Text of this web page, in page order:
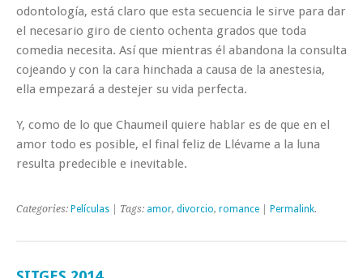
odontología, está claro que esta secuencia le sirve para dar
el necesario giro de ciento ochenta grados que toda
comedia necesita. Así que mientras él abandona la consulta
cojeando y con la cara hinchada a causa de la anestesia,
ella empezará a destejer su vida perfecta.
Y, como de lo que Chaumeil quiere hablar es de que en el
amor todo es posible, el final feliz de Llévame a la luna
resulta predecible e inevitable.
Categories: Películas | Tags: amor, divorcio, romance Permalink.